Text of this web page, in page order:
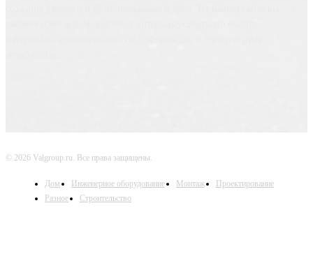
© 2026 Valgroup.ru. Все права защищены.
Дом Инженерное оборудование Монтаж
Проектирование
Разное
Строительство